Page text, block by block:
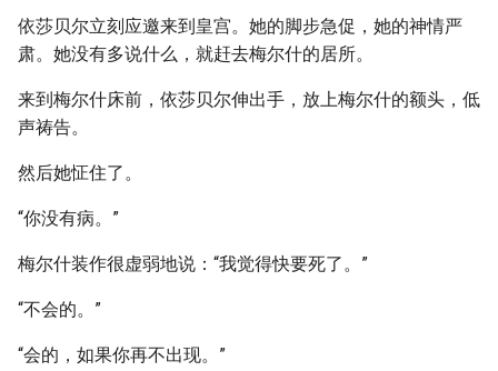
依莎贝尔立刻应邀来到皇宫。她的脚步急促，她的神情严
肃。她没有多说什么，就赶去梅尔什的居所。
来到梅尔什床前，依莎贝尔伸出手，放上梅尔什的额头，低
声祷告。
然后她怔住了。
“你没有病。”
梅尔什装作很虚弱地说：“我觉得快要死了。”
“不会的。”
“会的，如果你再不出现。”